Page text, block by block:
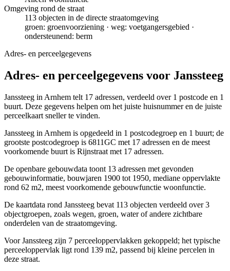
Omgeving rond de straat
113 objecten in de directe straatomgeving
groen: groenvoorziening · weg: voetgangersgebied ·
ondersteunend: berm
Adres- en perceelgegevens
Adres- en perceelgegevens voor Janssteeg
Janssteeg in Arnhem telt 17 adressen, verdeeld over 1 postcode en 1
buurt. Deze gegevens helpen om het juiste huisnummer en de juiste
perceelkaart sneller te vinden.
Janssteeg in Arnhem is opgedeeld in 1 postcodegroep en 1 buurt; de
grootste postcodegroep is 6811GC met 17 adressen en de meest
voorkomende buurt is Rijnstraat met 17 adressen.
De openbare gebouwdata toont 13 adressen met gevonden
gebouwinformatie, bouwjaren 1900 tot 1950, mediane oppervlakte
rond 62 m2, meest voorkomende gebouwfunctie woonfunctie.
De kaartdata rond Janssteeg bevat 113 objecten verdeeld over 3
objectgroepen, zoals wegen, groen, water of andere zichtbare
onderdelen van de straatomgeving.
Voor Janssteeg zijn 7 perceeloppervlakken gekoppeld; het typische
perceeloppervlak ligt rond 139 m2, passend bij kleine percelen in
deze straat.